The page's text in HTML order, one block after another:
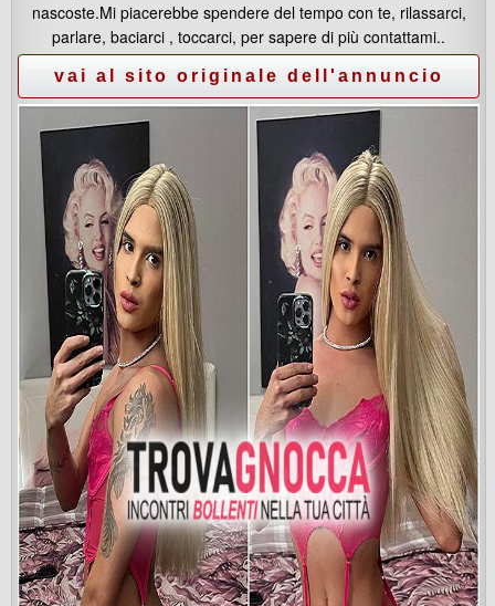
nascoste.Mi piacerebbe spendere del tempo con te, rilassarci,
parlare, baciarci , toccarci, per sapere di più contattami..